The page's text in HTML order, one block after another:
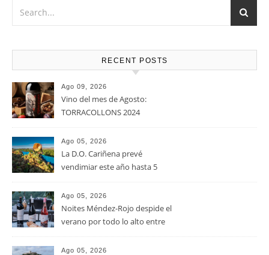
rojas en cualquiera de sus versiones, verduras y pastas,
atrévete con una tabla de quesos de sabores fuertes, como
el queso Gouda, Emmental, Gorgonzola o quesos de cabra
u oveja.